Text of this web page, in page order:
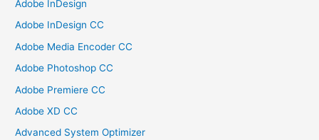
Adobe InDesign
Adobe InDesign CC
Adobe Media Encoder CC
Adobe Photoshop CC
Adobe Premiere CC
Adobe XD CC
Advanced System Optimizer